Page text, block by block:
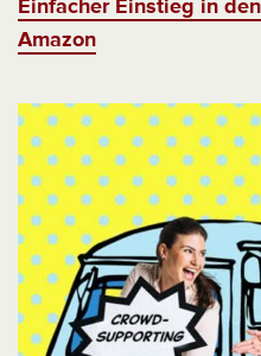
Einfacher Einstieg in
Amazon